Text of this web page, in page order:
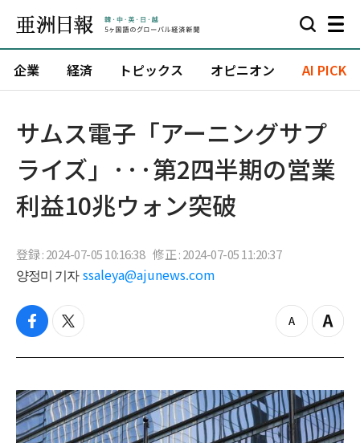
企業 経済 トピックス オピニオン AI PICK
サムス電子「アーニングサプ
ライズ」···第2四半期の営業
利益10兆ウォン突破
登録 : 2024-07-05 10:16:38 修正 : 2024-07-05 11:20:37
양정미 기자 ssaleya@ajunews.com
f
c
b
o
o
k
t
i
t
e
r
z
o
o
u
t
Z
o
i
n